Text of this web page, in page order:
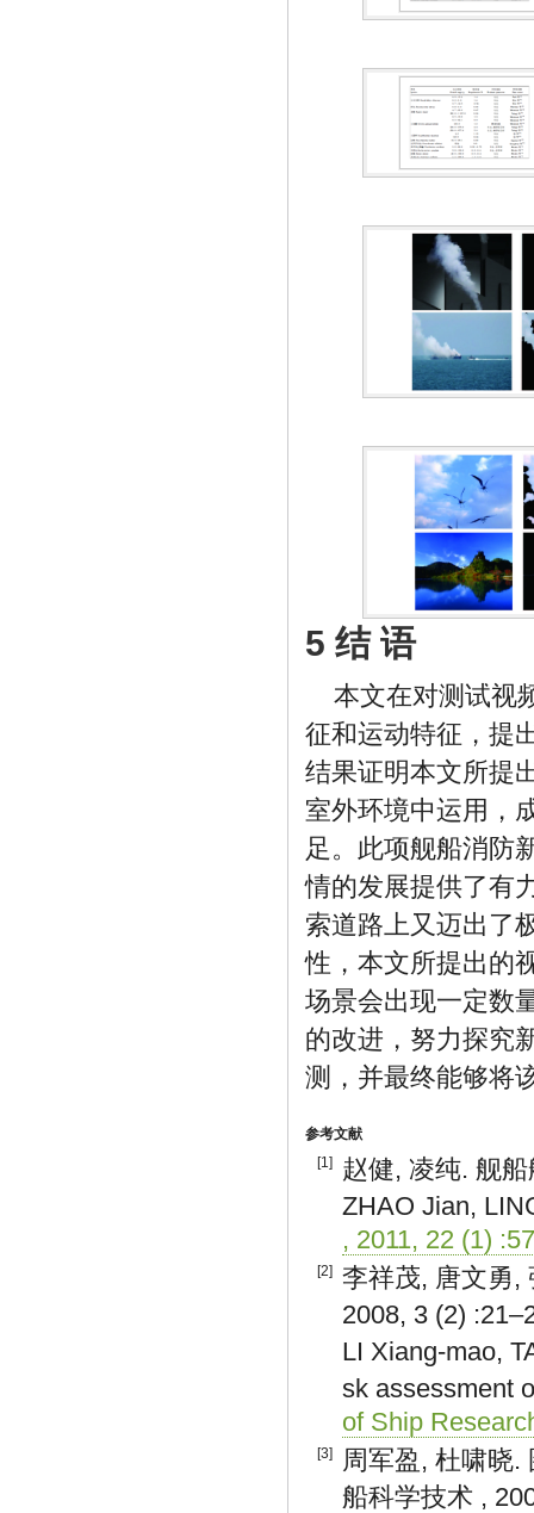
5 结 语
本文在对测试视
征和运动特征，提
结果证明本文所提
室外环境中运用，
足。此项舰船消防
情的发展提供了有
索道路上又迈出了
性，本文所提出的
场景会出现一定数
的改进，努力探究
测，并最终能够将
参考文献
[1]
赵健, 凌纯. 舰
ZHAO Jian,
, 2011, 22 (1)
[2]
李祥茂, 唐文勇,
2008, 3 (2)
LI Xiang-mao,
sk assessment
of Ship
[3]
周军盈, 杜啸晓.
船科学技术 ,